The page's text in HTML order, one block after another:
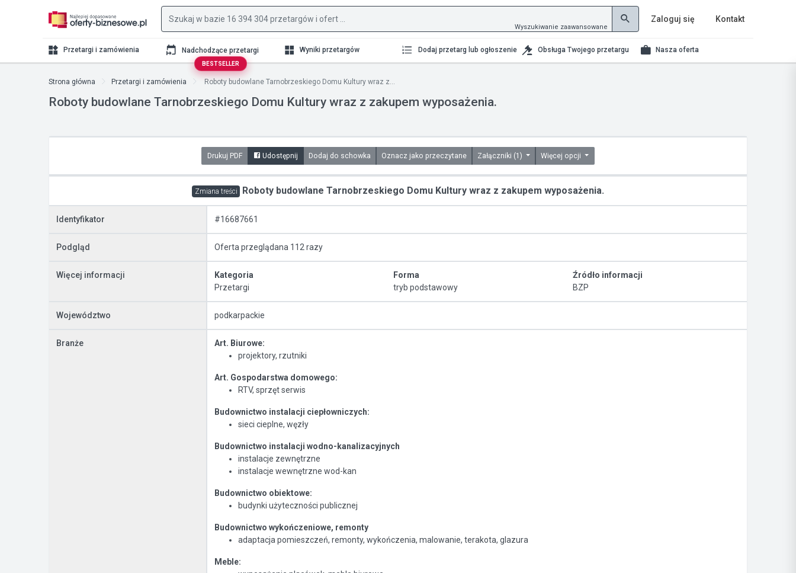
Wyszukiwanie zaawansowane
Zaloguj się Kontakt
Przetargi i zamówienia Nadchodzące przetargi
BESTSELLER
Wyniki przetargów Dodaj przetarg lub ogłoszenie Obsługa Twojego przetargu Nasza oferta
Strona główna Przetargi i zamówienia Roboty budowlane Tarnobrzeskiego Domu Kultury wraz z...
Roboty budowlane Tarnobrzeskiego Domu Kultury wraz z zakupem wyposażenia.
Drukuj PDF Udostępnij Dodaj do schowka Oznacz jako przeczytane Załączniki (1) Więcej opcji
Zmiana treści Roboty budowlane Tarnobrzeskiego Domu Kultury wraz z zakupem wyposażenia.
Identyfikator #16687661
Podgląd Oferta przeglądana 112 razy
Więcej informacji
Kategoria
Przetargi
Forma
tryb podstawowy
Źródło informacji
BZP
Województwo podkarpackie
Branże
Art. Biurowe:
projektory, rzutniki
Art. Gospodarstwa domowego:
RTV, sprzęt serwis
Budownictwo instalacji ciepłowniczych:
sieci cieplne, węzły
Budownictwo instalacji wodno-kanalizacyjnych
instalacje zewnętrzne
instalacje wewnętrzne wod-kan
Budownictwo obiektowe:
budynki użyteczności publicznej
Budownictwo wykończeniowe, remonty
adaptacja pomieszczeń, remonty, wykończenia, malowanie, terakota, glazura
Meble: